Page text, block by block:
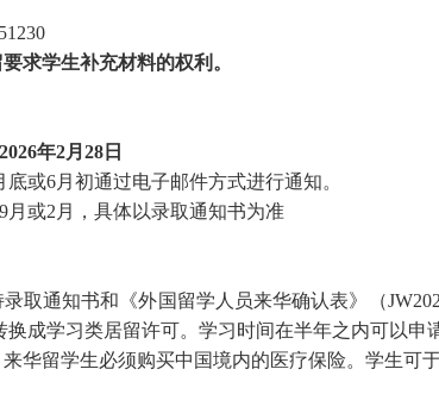
求学生补充材料的权利 。
2026年2月28日
底或6月初通过电子邮件方式进行通知。
月或2月，具体以录取通知书为准
取通知书和 《外国留学人员来华确认表》
（
换成学习类居留许可。学习时间在半年之内可以申
华留学生必须购买中国境内的医疗保险。学生可